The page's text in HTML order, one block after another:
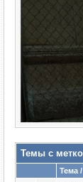
Темы с
Тема